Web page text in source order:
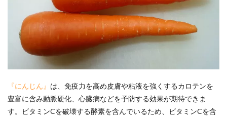
『にんじん』 は、免疫力を高め皮膚や粘液を強くするカロテンを
豊富に含み動脈硬化、心臓病などを予防する効果が期待できま
す。ビタミンCを破壊する酵素を含んでいるため、ビタミンCを含